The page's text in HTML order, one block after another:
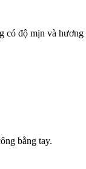
có độ mịn và hương
bằng tay.